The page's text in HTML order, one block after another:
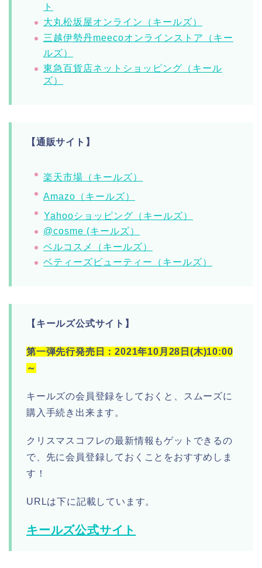
ト
大丸松坂屋オンライン（キールズ）
三越伊勢丹meecoオンラインストア（キー
ルズ）
東急百貨店ネットショッピング（キール
ズ）
【通販サイト】
楽天市場（キールズ）
Amazo（キールズ）
Yahooショッピング（キールズ）
@cosme (キールズ）
ベルコスメ（キールズ）
ベティーズビューティー（キールズ）
【キールズ公式サイト】
第一弾先行発売日：2021年10月28日(木)10:00
～
キールズの会員登録をしておくと、スムーズに
購入手続き出来ます。
クリスマスコフレの最新情報もゲットできるの
で、先に会員登録しておくことをおすすめしま
す！
URLは下に記載しています。
キールズ公式サイト